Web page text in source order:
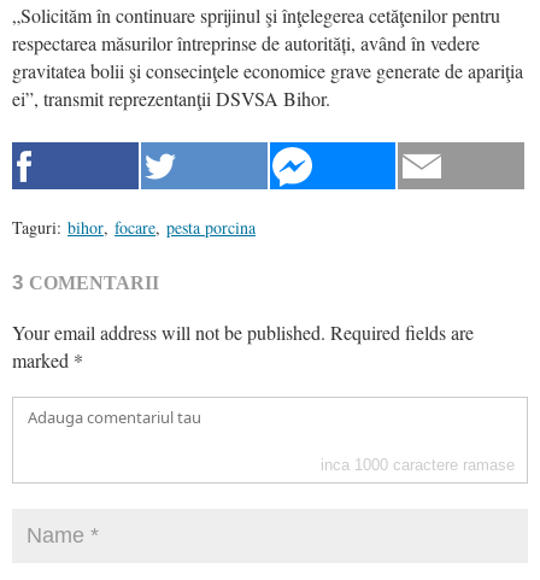
„Solicităm în continuare sprijinul şi înţelegerea cetăţenilor pentru
respectarea măsurilor întreprinse de autorități, având în vedere
gravitatea bolii şi consecinţele economice grave generate de apariţia
ei”, transmit reprezentanţii DSVSA Bihor.
Taguri: bihor, focare, pesta porcina
3 COMENTARII
Your email address will not be published. Required fields are
marked *
inca 1000 caractere ramase